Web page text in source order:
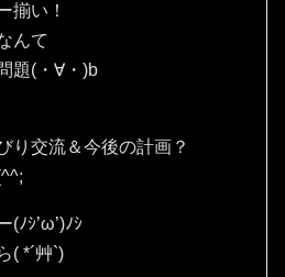
揃い！
んて
題(・∀・)b
り交流＆今後の計画？
(ﾉｼ’ω’)ﾉｼ
( *´艸`)